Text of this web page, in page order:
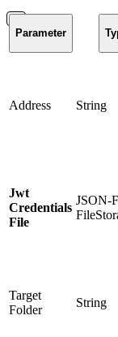
Parameter
Address String
Jwt
Credentials
File
JSON-
Target
Folder
String